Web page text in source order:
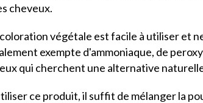
cheveux.
végétale est facile à utiliser et
exempte d'ammoniaque, de
qui cherchent une alternative
ce produit, il suffit de mélanger la